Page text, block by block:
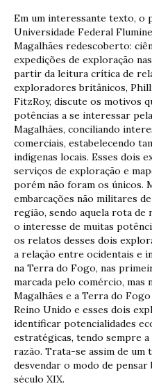
Em um interessante texto, o
Universidade Federal
Magalhães redescoberto:
expedições de exploração
partir da leitura crítica de
exploradores britânicos,
FitzRoy, discute os motivos
potências a se interessar
Magalhães, conciliando
comerciais, estabelecendo
indígenas locais. Esses dois
serviços de exploração e
porém não foram os únicos.
embarcações não militares
região, sendo aquela rota de
o interesse de muitas
os relatos desses dois
a relação entre ocidentais e
na Terra do Fogo, nas
marcada pelo comércio, mas
Magalhães e a Terra do
Reino Unido e esses dois
identificar potencialidades
estratégicas, tendo sempre
razão. Trata-se assim de
desvendar o modo de
século XIX.